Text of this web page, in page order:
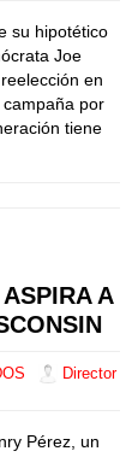
su hipotético
Joe
en
por
tiene
A
Director
Pérez, un